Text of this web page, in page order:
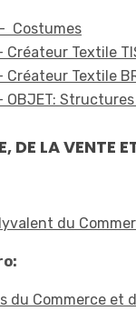
– Costumes
Créateur Textile
Créateur Textile
– OBJET:
DE LA VENTE
du
du Commerce et